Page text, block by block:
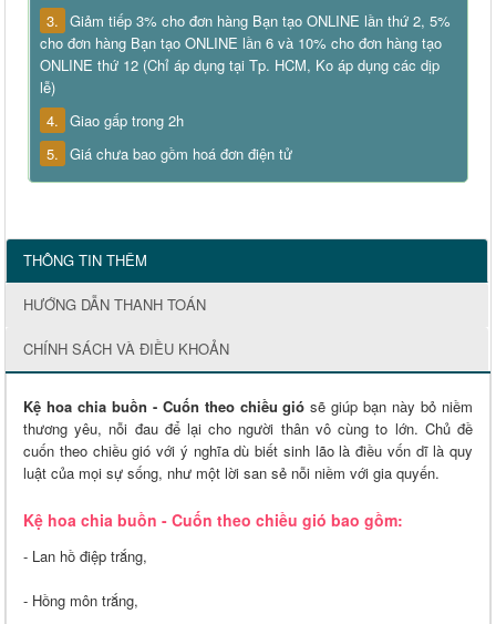
3. Giảm tiếp 3% cho đơn hàng Bạn tạo ONLINE lần thứ 2, 5%
cho đơn hàng Bạn tạo ONLINE lần 6 và 10% cho đơn hàng tạo
ONLINE thứ 12 (Chỉ áp dụng tại Tp. HCM, Ko áp dụng các dịp
lễ)
4. Giao gấp trong 2h
5. Giá chưa bao gồm hoá đơn điện tử
THÔNG TIN THÊM
HƯỚNG DẪN THANH TOÁN
CHÍNH SÁCH VÀ ĐIỀU KHOẢN
Kệ hoa chia buồn - Cuốn theo chiều giósẽ giúp bạn này bỏ niềm
thương yêu, nỗi đau để lại cho người thân vô cùng to lớn. Chủ đề
cuốn theo chiều gió với ý nghĩa dù biết sinh lão là điều vốn dĩ là quy
luật của mọi sự sống, như một lời san sẻ nỗi niềm với gia quyến.
Kệ hoa chia buồn - Cuốn theo chiều gió bao gồm:
- Lan hồ điệp trắng,
- Hồng môn trắng,